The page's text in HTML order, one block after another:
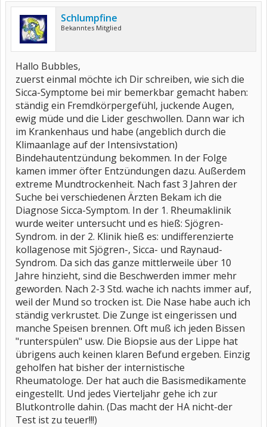
Schlumpfine
Bekanntes Mitglied
Hallo Bubbles,
zuerst einmal möchte ich Dir schreiben, wie sich die
Sicca-Symptome bei mir bemerkbar gemacht haben:
ständig ein Fremdkörpergefühl, juckende Augen,
ewig müde und die Lider geschwollen. Dann war ich
im Krankenhaus und habe (angeblich durch die
Klimaanlage auf der Intensivstation)
Bindehautentzündung bekommen. In der Folge
kamen immer öfter Entzündungen dazu. Außerdem
extreme Mundtrockenheit. Nach fast 3 Jahren der
Suche bei verschiedenen Ärzten Bekam ich die
Diagnose Sicca-Symptom. In der 1. Rheumaklinik
wurde weiter untersucht und es hieß: Sjögren-
Syndrom. in der 2. Klinik hieß es: undifferenzierte
kollagenose mit Sjögren-, Sicca- und Raynaud-
Syndrom. Da sich das ganze mittlerweile über 10
Jahre hinzieht, sind die Beschwerden immer mehr
geworden. Nach 2-3 Std. wache ich nachts immer auf,
weil der Mund so trocken ist. Die Nase habe auch ich
ständig verkrustet. Die Zunge ist eingerissen und
manche Speisen brennen. Oft muß ich jeden Bissen
"runterspülen" usw. Die Biopsie aus der Lippe hat
übrigens auch keinen klaren Befund ergeben. Einzig
geholfen hat bisher der internistische
Rheumatologe. Der hat auch die Basismedikamente
eingestellt. Und jedes Vierteljahr gehe ich zur
Blutkontrolle dahin. (Das macht der HA nicht-der
Test ist zu teuer!!!)